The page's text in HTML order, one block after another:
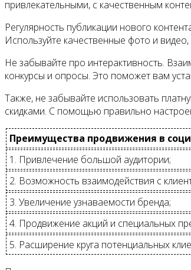
привлекательными, с качественным
Регулярность публикации нового
Используйте качественные фото и
Не забывайте про интерактивность.
конкурсы и опросы. Это поможет вам
Также, не забывайте использовать
скидками. С помощью правильно
Преимущества продвижения в
1. Привлечение большой аудитории;
2. Возможность взаимодействия с
3. Увеличение узнаваемости бренда;
4. Продвижение акций и специальных
5. Расширение круга потенциальных